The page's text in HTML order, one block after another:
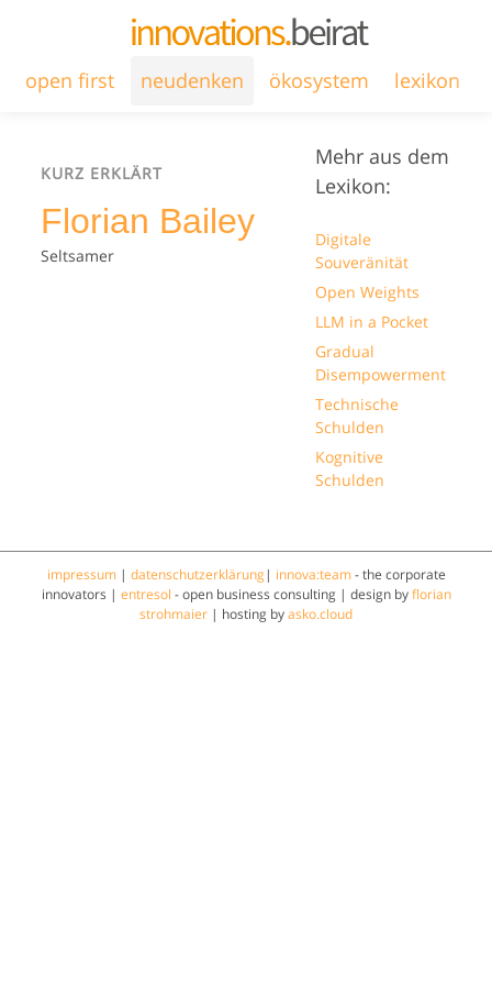
open first neudenken ökosystem lexikon
KURZ ERKLÄRT
Florian Bailey
Seltsamer
Mehr aus dem
Lexikon:
Digitale
Souveränität
Open Weights
LLM in a Pocket
Gradual
Disempowerment
Technische
Schulden
Kognitive
Schulden
impressum| datenschutzerklärung | innova:team- the corporate
innovators | entresol - open business consulting | design byflorian
strohmaier | hosting byasko.cloud